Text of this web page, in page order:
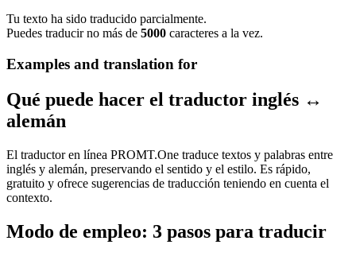
Tu texto ha sido traducido parcialmente.
Puedes traducir no más de 5000 caracteres a la vez.
Examples and translation for
Qué puede hacer el traductor inglés ↔
alemán
El traductor en línea PROMT.One traduce textos y palabras entre
inglés y alemán, preservando el sentido y el estilo. Es rápido,
gratuito y ofrece sugerencias de traducción teniendo en cuenta el
contexto.
Modo de empleo: 3 pasos para traducir